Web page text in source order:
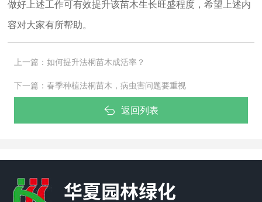
做好上述工作可有效提升该苗木生长旺盛程度，希望上述内
容对大家有所帮助。
上一篇： 如何提升法桐苗木成活率？
下一篇： 春季种植法桐苗木，病虫害问题要重视
返回列表